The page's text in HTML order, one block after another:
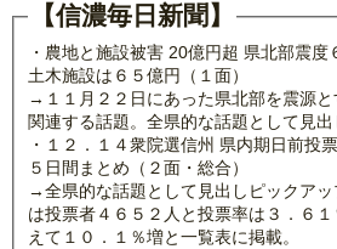
【信濃毎日新聞】
・農地と施設被害 20億円超 県北部震
土木施設は６５億円（１面）
→１１月２２日にあった県北部を震源
関連する話題。全県的な話題として見
・１２．１４衆院選信州 県内期日前投
５日間まとめ（２面・総合）
→全県的な話題として見出しピックア
は投票者４６５２人と投票率は３．６
えて１０．１％増と一覧表に掲載。